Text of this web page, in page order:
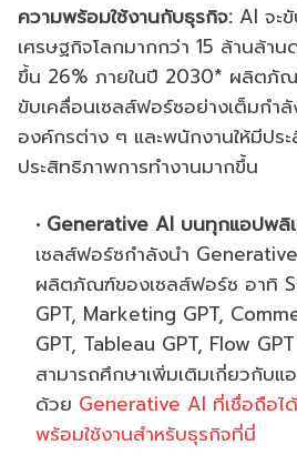
ความพร้อมใช้งานกับธุรกิจ: AI จะ
เศรษฐกิจโลกมากกว่า 15 ล้านล้าน
ขึ้น 26% ภายในปี 2030* ผลิตภั
ขับเคลื่อนเซลส์ฟอร์ซอย่างเต็มกำ
องค์กรต่าง ๆ และพนักงานให้มีปร
ประสิทธิภาพการทำงานมากขึ้น
Generative AI บนทุกแอปพลิ
เซลส์ฟอร์ซกำลังนำ
ผลิตภัณฑ์ของเซลส์ฟอร์ซ อาทิ
GPT, Marketing GPT,
GPT, Tableau GPT, Flow
สามารถศึกษาเพิ่มเติมเกี่ยวกับ
ด้วย Generative AI ที่เชื่อถือไ
พร้อมใช้งานสำหรับธุรกิจที่นี่